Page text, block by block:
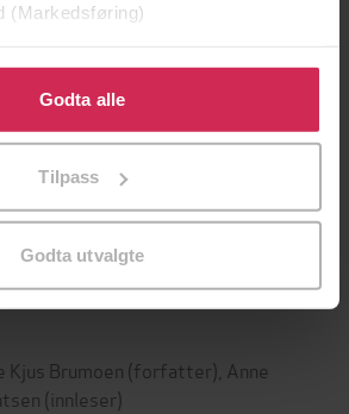
(Markedsføring)
for å gi oss ditt samtykke til å
disse formålene. Du kan også
til spesifikke formål ved å klikke
Godta alle
Tilpass
Godta utvalgte
169,-
Jo Nesbø
Kjus Brumoen (forfatter), Anne
(innleser)